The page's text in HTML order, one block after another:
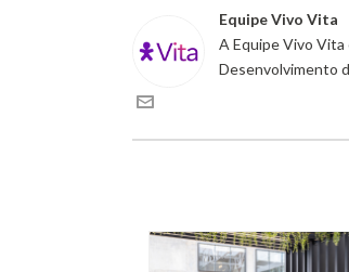
Equipe Vivo Vita
A Equipe Vivo
Desenvolvimento